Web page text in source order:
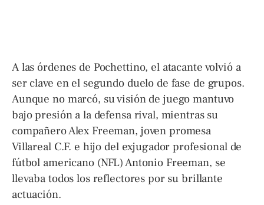
A las órdenes de Pochettino, el atacante volvió a
ser clave en el segundo duelo de fase de grupos.
Aunque no marcó, su visión de juego mantuvo
bajo presión a la defensa rival, mientras su
compañero Alex Freeman, joven promesa
Villareal C.F. e hijo del exjugador profesional de
fútbol americano (NFL) Antonio Freeman, se
llevaba todos los reflectores por su brillante
actuación.